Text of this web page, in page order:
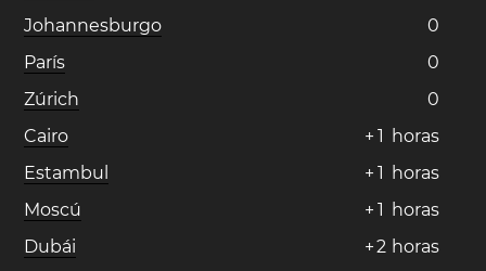
Johannesburgo
0
París
0
Zúrich
0
Cairo
+ 1 horas
Estambul
+ 1 horas
Moscú
+ 1 horas
Dubái
+2 horas